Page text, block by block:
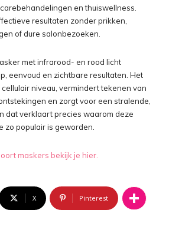
en thuiswellness.
resultaten zonder prikken,
of dure salonbezoeken.
met infrarood- en rood licht
eenvoud en zichtbare resultaten. Het
niveau, vermindert tekenen van
en zorgt voor een stralende,
dat verklaart precies waarom deze
zo populair is geworden.
maskers bekijk je hier.
X Pinterest